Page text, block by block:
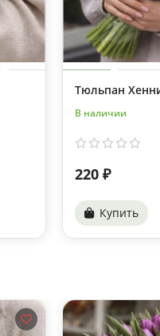
Тюльпан
В наличии
220 ₽
Купить